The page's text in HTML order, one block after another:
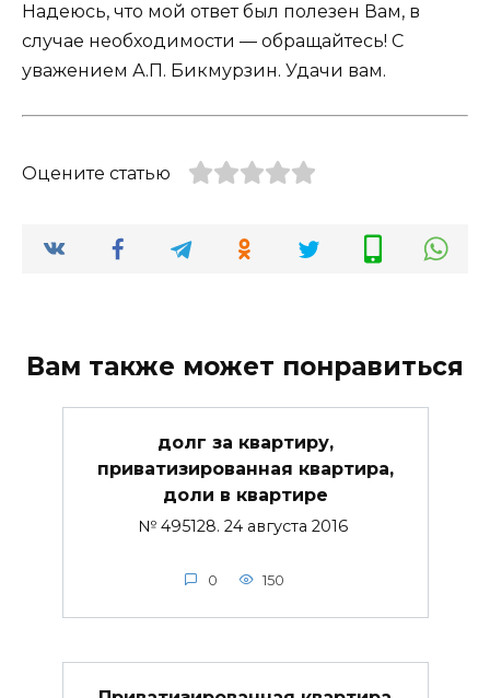
Надеюсь, что мой ответ был полезен Вам, в
случае необходимости — обращайтесь! С
уважением А.П. Бикмурзин. Удачи вам.
Оцените статью
Вам также может понравиться
долг за квартиру,
приватизированная квартира,
доли в квартире
№ 495128. 24 августа 2016
0 150